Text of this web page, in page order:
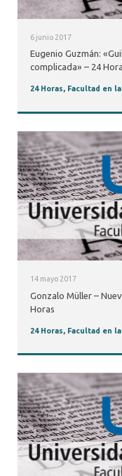
6 junio 2017
Eugenio Guzmán:
complicada» – 24
24 Horas, Facultad en
14 mayo 2017
Gonzalo Müller –
Horas
24 Horas, Facultad en